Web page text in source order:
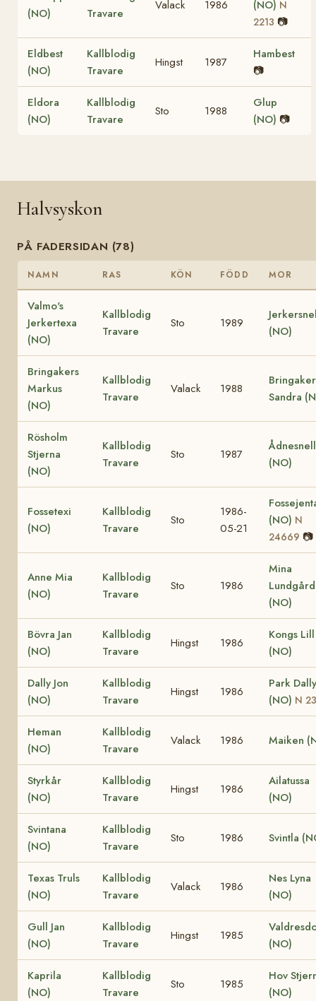
(NO)
Travare
Valack 1986 (NO) N
2213 📷
Eldbest
(NO)
Kallblodig
Travare
Hingst 1987
Hambest
📷
Eldora
(NO)
Kallblodig
Travare
Sto 1988
Glup
(NO) 📷
Halvsyskon
PÅ FADERSIDAN (78)
NAMN RAS KÖN FÖDD MOR
Valmo's
Jerkertexa
(NO)
Kallblodig
Travare
Sto 1989
(NO)
Bringakers
Markus
(NO)
Kallblodig
Travare
Valack 1988
Sandra
Rösholm
Stjerna
(NO)
Kallblodig
Travare
Sto 1987
(NO)
Fossetexi
(NO)
Kallblodig
Travare
Sto
1986-
05-21
(NO) N
24669 📷
Anne Mia
(NO)
Kallblodig
Travare
Sto 1986
Mina
Lundgård
(NO)
Bövra Jan
(NO)
Kallblodig
Travare
Hingst 1986
Kongs Lill
(NO)
Dally Jon
(NO)
Kallblodig
Travare
Hingst 1986
Park Dally
(NO) N
Heman
(NO)
Kallblodig
Travare
Valack 1986 Maiken
Styrkår
(NO)
Kallblodig
Travare
Hingst 1986
Ailatussa
(NO)
Svintana
(NO)
Kallblodig
Travare
Sto 1986 Svintla
Texas Truls
(NO)
Kallblodig
Travare
Valack 1986
Nes Lyna
(NO)
Gull Jan
(NO)
Kallblodig
Travare
Hingst 1985
(NO)
Kaprila
(NO)
Kallblodig
Travare
Sto 1985
Hov
(NO)